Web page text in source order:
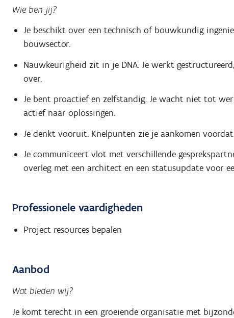
Wie ben jij?
Je beschikt over een technisch of bouwkundig
bouwsector.
Nauwkeurigheid zit in je DNA. Je werkt
over.
Je bent proactief en zelfstandig. Je wacht niet tot
actief naar oplossingen.
Je denkt vooruit. Knelpunten zie je aankomen
Je communiceert vlot met verschillende
overleg met een architect en een statusupdate voor
Professionele vaardigheden
Project resources bepalen
Aanbod
Wat bieden wij?
Je komt terecht in een groeiende organisatie met